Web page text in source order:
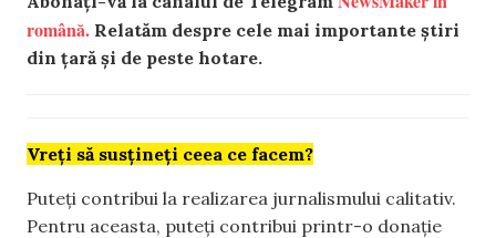
română. Relatăm despre cele mai importante știri
din țară și de peste hotare.
Vreți să susțineți ceea ce facem?
Puteți contribui la realizarea jurnalismului calitativ.
Pentru aceasta, puteți contribui printr-o donație